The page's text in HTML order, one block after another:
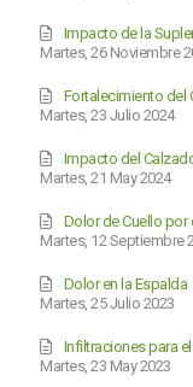
Martes, 26 Noviembre
Impacto de la
Martes, 23 Julio 2024
Fortalecimiento del
Martes, 21 May 2024
Impacto del
Martes, 12 Septiembre
Dolor de Cuello por
Martes, 25 Julio 2023
Dolor en la Espalda
Martes, 23 May 2023
Infiltraciones para